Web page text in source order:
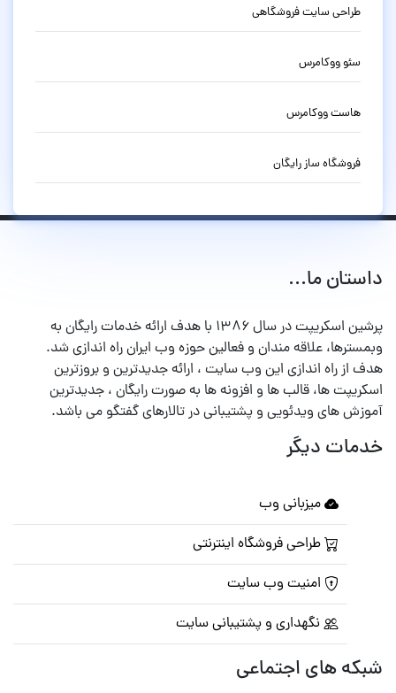
طراحی سایت فروشگاهی
سئو ووکامرس
هاست ووکامرس
فروشگاه ساز رایگان
داستان ما...
پرشین اسکریپت در سال ۱۳۸۶ با هدف ارائه خدمات رایگان به
وبمسترها، علاقه مندان و فعالین حوزه وب ایران راه اندازی شد.
هدف از راه اندازی این وب سایت ، ارائه جدیدترین و بروزترین
اسکریپت ها، قالب ها و افزونه ها به صورت رایگان ، جدیدترین
آموزش های ویدئویی و پشتیبانی در تالارهای گفتگو می باشد.
خدمات دیگر
میزبانی وب
طراحی فروشگاه اینترنتی
امنیت وب سایت
نگهداری و پشتیبانی سایت
شبکه های اجتماعی